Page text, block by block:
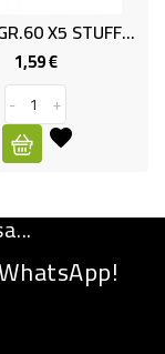
CREPES GR.60 X5 STUFFER.
1,59 €Prezzo
-
+